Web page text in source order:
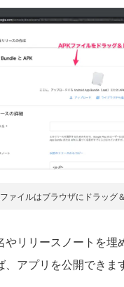
ァイルはブラウザにドラッグ
リリースノートを埋
アプリを公開できま